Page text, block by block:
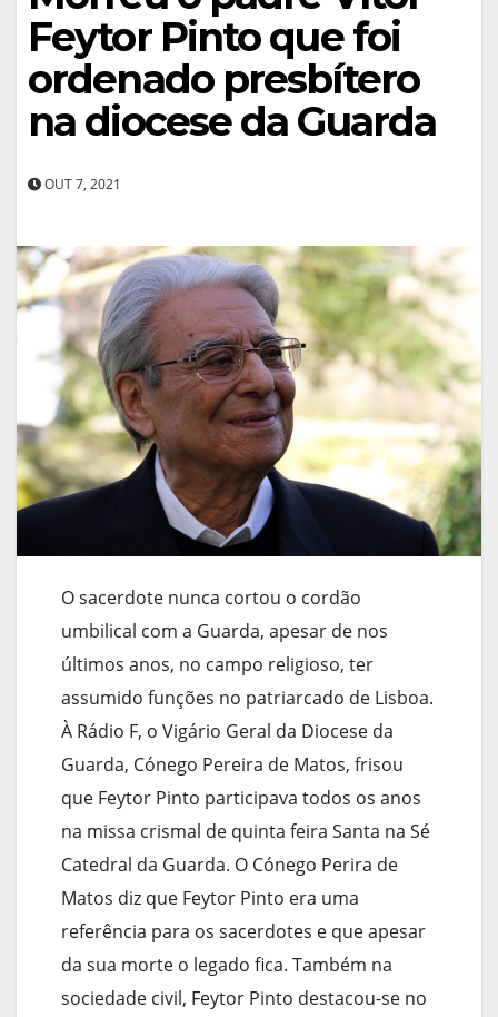
Feytor Pinto que foi
ordenado presbítero
na diocese da Guarda
OUT 7, 2021
O sacerdote nunca cortou o cordão
umbilical com a Guarda, apesar de nos
últimos anos, no campo religioso, ter
assumido funções no patriarcado de Lisboa.
À Rádio F, o Vigário Geral da Diocese da
Guarda, Cónego Pereira de Matos, frisou
que Feytor Pinto participava todos os anos
na missa crismal de quinta feira Santa na Sé
Catedral da Guarda. O Cónego Perira de
Matos diz que Feytor Pinto era uma
referência para os sacerdotes e que apesar
da sua morte o legado fica. Também na
sociedade civil, Feytor Pinto destacou-se no